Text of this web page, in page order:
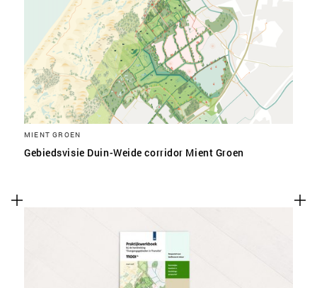
MIENT GROEN
Gebiedsvisie Duin-Weide corridor Mient Groen